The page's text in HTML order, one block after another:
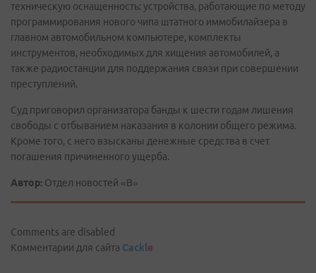
техническую оснащенность: устройства, работающие по методу
программирования нового чипа штатного иммобилайзера в
главном автомобильном компьютере, комплекты
инструментов, необходимых для хищения автомобилей, а
также радиостанции для поддержания связи при совершении
преступлений.
Суд приговорил организатора банды к шести годам лишения
свободы с отбыванием наказания в колонии общего режима.
Кроме того, с него взысканы денежные средства в счет
погашения причиненного ущерба.
Автор: Отдел новостей «В»
Comments are disabled
Комментарии для сайта Cackle